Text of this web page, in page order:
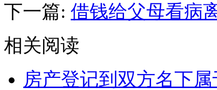
下一篇: 借钱给父母看病
相关阅读
房产登记到双方名下